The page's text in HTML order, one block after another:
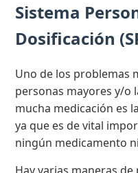
Sistema
Dosificación
Uno de los problemas
personas mayores y/o
mucha medicación es
ya que es de vital
ningún medicamento